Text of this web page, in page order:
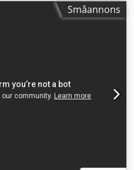
7940 timmar Maximal
för fel och
Småannons